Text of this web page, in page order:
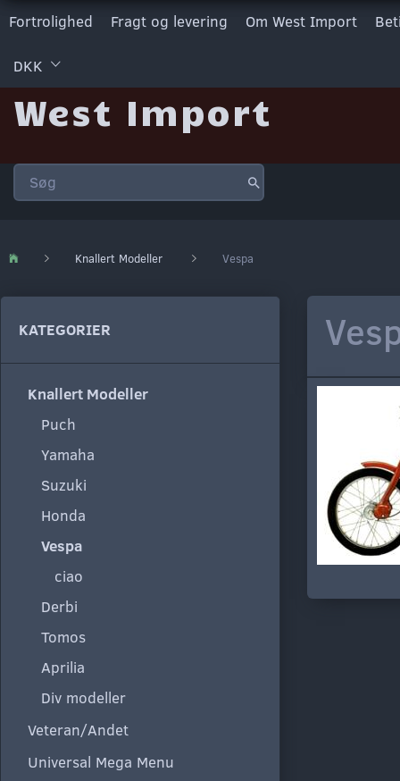
Fortrolighed Fragt og levering Om West Import
DKK
West Import
Knallert Modeller Vespa
KATEGORIER
Knallert Modeller
Puch
Yamaha
Suzuki
Honda
Vespa
ciao
Derbi
Tomos
Aprilia
Div modeller
Veteran/Andet
Universal Mega Menu